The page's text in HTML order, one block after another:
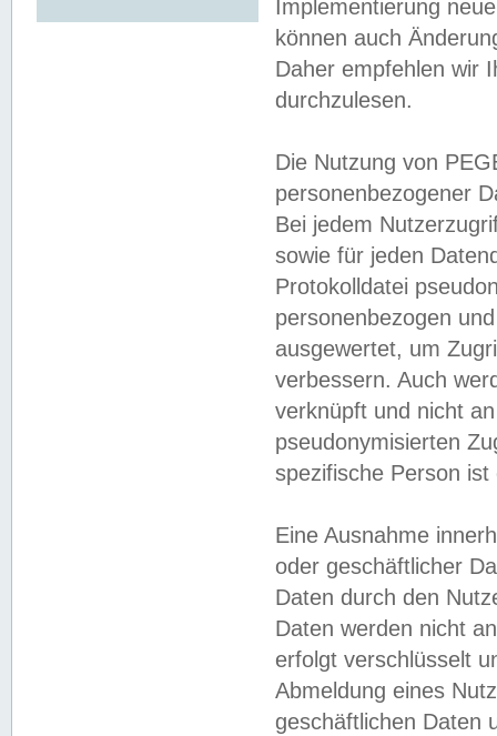
Implementierung
können auch
Daher empfehlen wir
durchzulesen.
Die Nutzung von
personenbezogener
Bei jedem
sowie für jeden
Protokolldatei
personenbezogen
ausgewertet, um
verbessern. Auch
verknüpft und nicht
pseudonymisierten
spezifische Person
Eine Ausnahme
oder geschäftlicher
Daten durch den
Daten werden nicht
erfolgt verschlüsselt
Abmeldung eines
geschäftlichen Daten